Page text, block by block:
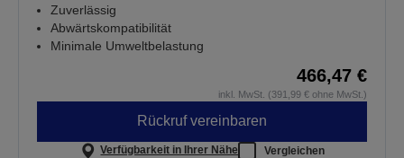
Zuverlässig
Abwärtskompatibilität
Minimale Umweltbelastung
466,47 €
inkl. MwSt. (391,99 € ohne MwSt.)
Rückruf vereinbaren
Verfügbarkeit in Ihrer Nähe Vergleichen